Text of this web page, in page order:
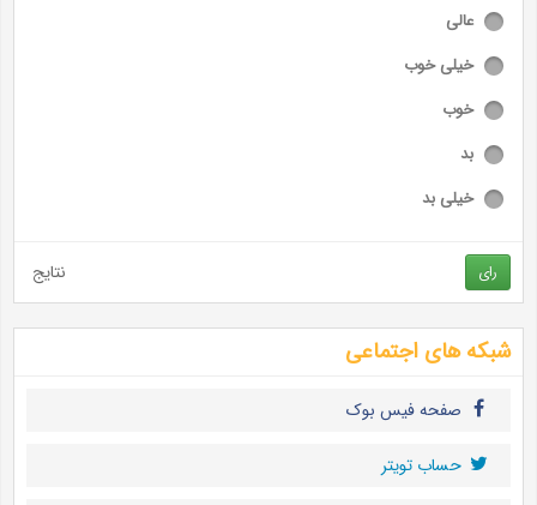
عالی
خیلی خوب
خوب
بد
خیلی بد
رای نتایج
شبکه های اجتماعی
صفحه فیس بوک
حساب تويتر